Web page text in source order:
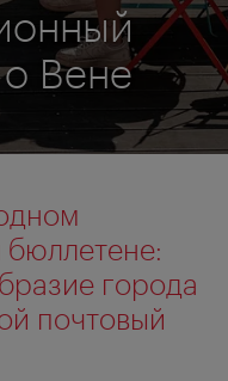
Вене
города
почтовый